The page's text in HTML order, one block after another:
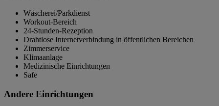
Wäscherei/Parkdienst
Workout-Bereich
24-Stunden-Rezeption
Drahtlose Internetverbindung in öffentlichen Bereichen
Zimmerservice
Klimaanlage
Medizinische Einrichtungen
Safe
Andere Einrichtungen